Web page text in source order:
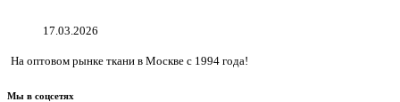
17.03.2026
На оптовом рынке ткани в Москве с 1994 года!
Мы в соцсетях